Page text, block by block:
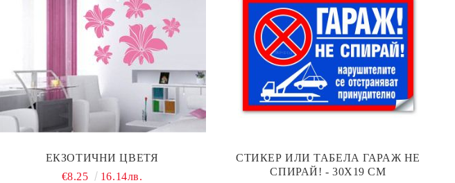
ЕКЗОТИЧНИ ЦВЕТЯ
€8.25 16.14лв.
СТИКЕР ИЛИ ТАБЕЛА ГАРАЖ НЕ
СПИРАЙ! - 30Х19 СМ